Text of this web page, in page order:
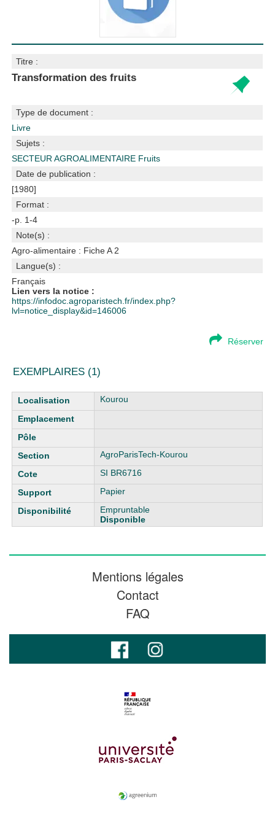
Titre :
Transformation des fruits
Type de document :
Livre
Sujets :
SECTEUR AGROALIMENTAIRE Fruits
Date de publication :
[1980]
Format :
-p. 1-4
Note(s) :
Agro-alimentaire : Fiche A 2
Langue(s) :
Français
Lien vers la notice :
https://infodoc.agroparistech.fr/index.php?
lvl=notice_display&id=146006
Réserver
EXEMPLAIRES (1)
Liste des exemplaires Kourou
AgroParisTech-Kourou
SI BR6716
Papier
Empruntable
Disponible
Mentions légales
Contact
FAQ